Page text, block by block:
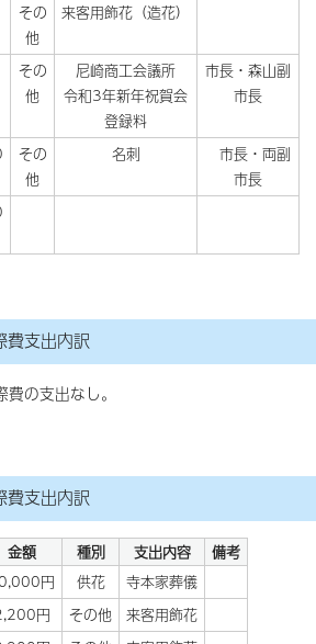
その
他
来客用飾花（造花）
その
他
尼崎商工会議所
令和3年新年祝賀会
登録料
市長・森山副
市長
その
他
名刺
市長・両副
市長
支出内訳
の支出なし。
支出内訳
金額 種別 支出内容
備考
円 供花
寺本家葬儀
円 その他
来客用飾花